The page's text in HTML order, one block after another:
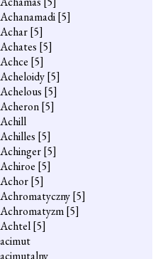
Achanamadi[5]
Achar[5]
Achates [5]
Achce [5]
Acheloidy[5]
Achelous [5]
Acheron[5]
Achill
Achilles [5]
Achinger[5]
Achiroe [5]
Achor[5]
Achromatyczny[5]
Achromatyzm[5]
Achtel[5]
acimut
acimutalny